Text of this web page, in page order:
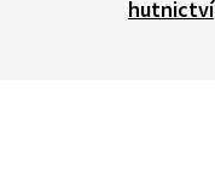
hutnictví